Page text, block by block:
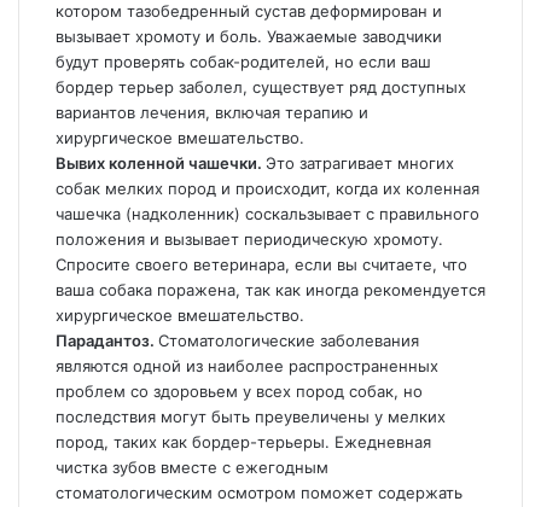
котором тазобедренный сустав деформирован и
вызывает хромоту и боль. Уважаемые заводчики
будут проверять собак-родителей, но если ваш
бордер терьер заболел, существует ряд доступных
вариантов лечения, включая терапию и
хирургическое вмешательство.
Вывих коленной чашечки. Это затрагивает многих
собак мелких пород и происходит, когда их коленная
чашечка (надколенник) соскальзывает с правильного
положения и вызывает периодическую хромоту.
Спросите своего ветеринара, если вы считаете, что
ваша собака поражена, так как иногда рекомендуется
хирургическое вмешательство.
Парадантоз. Стоматологические заболевания
являются одной из наиболее распространенных
проблем со здоровьем у всех пород собак, но
последствия могут быть преувеличены у мелких
пород, таких как бордер-терьеры. Ежедневная
чистка зубов вместе с ежегодным
стоматологическим осмотром поможет содержать